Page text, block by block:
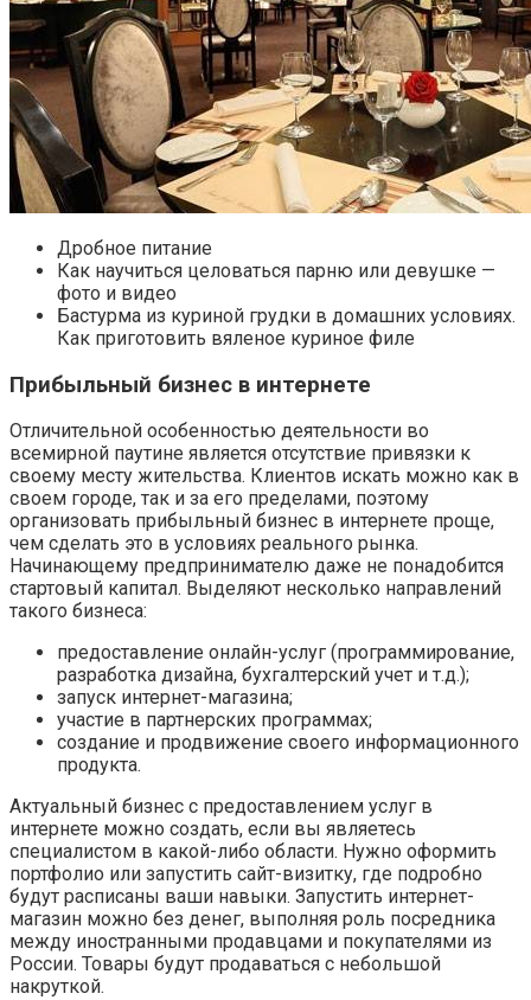
Дробное питание
Как научиться целоваться парню или девушке —
фото и видео
Бастурма из куриной грудки в домашних условиях.
Как приготовить вяленое куриное филе
Прибыльный бизнес в интернете
Отличительной особенностью деятельности во
всемирной паутине является отсутствие привязки к
своему месту жительства. Клиентов искать можно как в
своем городе, так и за его пределами, поэтому
организовать прибыльный бизнес в интернете проще,
чем сделать это в условиях реального рынка.
Начинающему предпринимателю даже не понадобится
стартовый капитал. Выделяют несколько направлений
такого бизнеса:
предоставление онлайн-услуг (программирование,
разработка дизайна, бухгалтерский учет и т.д.);
запуск интернет-магазина;
участие в партнерских программах;
создание и продвижение своего информационного
продукта.
Актуальный бизнес с предоставлением услуг в
интернете можно создать, если вы являетесь
специалистом в какой-либо области. Нужно оформить
портфолио или запустить сайт-визитку, где подробно
будут расписаны ваши навыки. Запустить интернет-
магазин можно без денег, выполняя роль посредника
между иностранными продавцами и покупателями из
России. Товары будут продаваться с небольшой
накруткой.